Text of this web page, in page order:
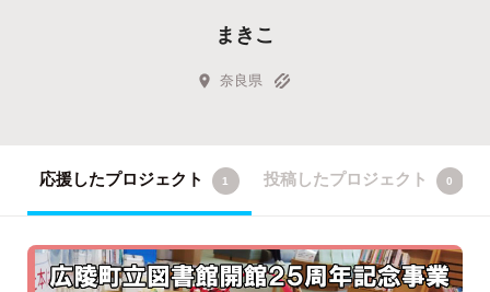
まきこ
奈良県
応援したプロジェクト 1 投稿したプロジェクト 0